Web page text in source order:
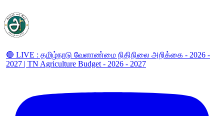
🔴 LIVE : தமிழ்நாடு வேளாண்மை நிதிநிலை அறிக்கை - 2026 -
2027 | TN Agriculture Budget - 2026 - 2027